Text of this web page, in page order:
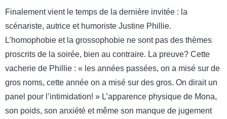
Finalement vient le temps de la dernière invitée : la
scénariste, autrice et humoriste Justine Phillie.
L’homophobie et la grossophobie ne sont pas des thèmes
proscrits de la soirée, bien au contraire. La preuve? Cette
vacherie de Phillie : « les années passées, on a misé sur de
gros noms, cette année on a misé sur des gros. On dirait un
panel pour l’intimidation! » L’apparence physique de Mona,
son poids, son anxiété et même son manque de jugement